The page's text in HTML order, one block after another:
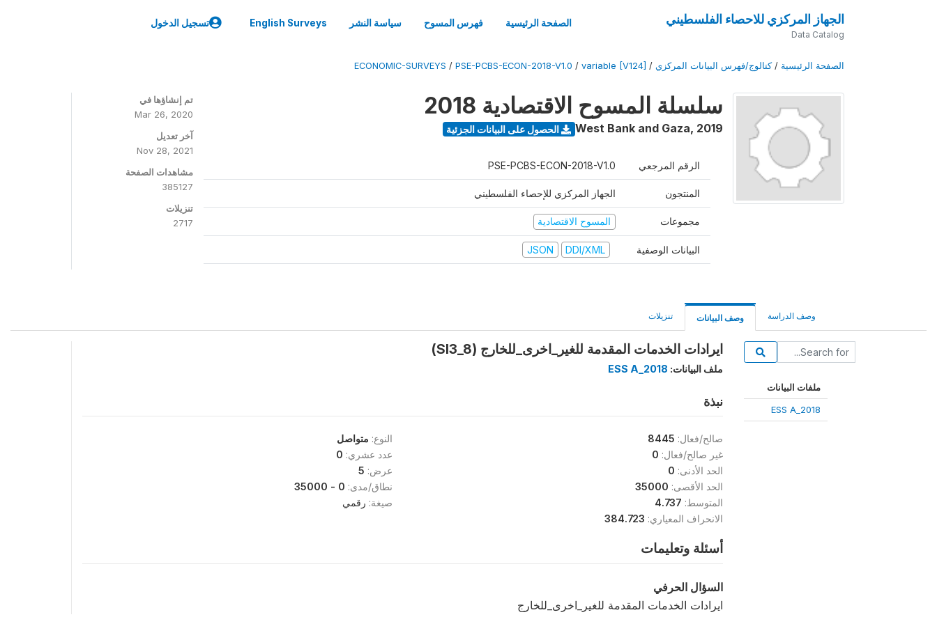
الجهاز المركزي للاحصاء الفلسطيني
Data Catalog
الصفحة الرئيسية فهرس المسوح سياسة النشر English Surveys تسجيل الدخول
الصفحة الرئيسية /كتالوج/فهرس البيانات المركزي /
ECONOMIC-SURVEYS / PSE-PCBS-ECON-2018-V1.0 / variable [V124]
سلسلة المسوح الاقتصادية 2018
West Bank and Gaza, 2019 الحصول على البيانات الجزئية
الرقم المرجعي PSE-PCBS-ECON-2018-V1.0
المنتجون الجهاز المركزي للإحصاء الفلسطيني
مجموعات المسوح الاقتصادية
البيانات الوصفية DDI/XML
JSON
تم إنشاؤها في
Mar 26, 2020
آخر تعديل
Nov 28, 2021
مشاهدات الصفحة
385127
تنزيلات
2717
وصف الدراسة وصف البيانات تنزيلات
ملفات البيانات
ESS A_2018
ايرادات الخدمات المقدمة للغير_اخرى_للخارج (SI3_8)
ملف البيانات: ESS A_2018
نبذة
صالح/فعال: 8445
غير صالح/فعال: 0
الحد الأدنى: 0
الحد الأقصى: 35000
المتوسط: 4.737
الانحراف المعياري: 384.723
النوع: متواصل
عدد عشري: 0
عرض: 5
نطاق/مدى: 0 - 35000
صيغة: رقمي
أسئلة وتعليمات
السؤال الحرفي
ايرادات الخدمات المقدمة للغير_اخرى_للخارج